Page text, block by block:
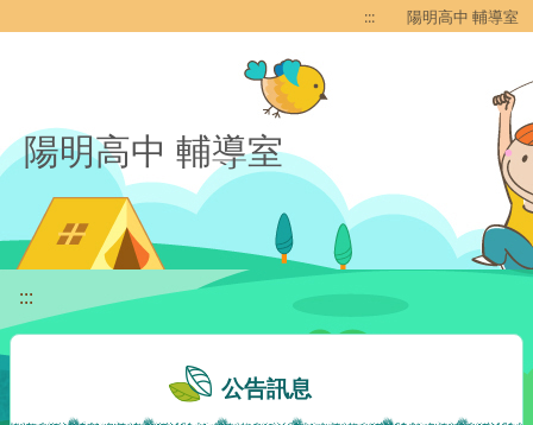
::: 陽明高中 輔導室
陽明高中 輔導室
:::
公告訊息